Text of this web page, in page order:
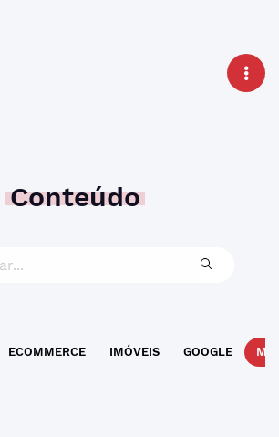
Conteúdo
ECOMMERCE IMÓVEIS GOOGLE